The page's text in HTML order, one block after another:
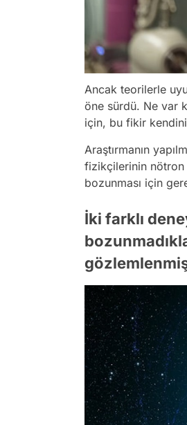
Ancak teorilerle
öne sürdü. Ne var
için, bu fikir
Araştırmanın
fizikçilerinin nötron
bozunması için
İki farklı